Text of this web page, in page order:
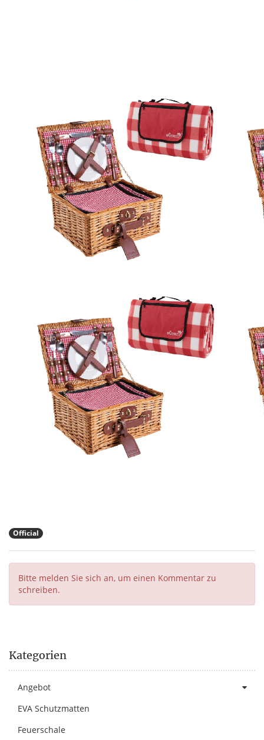
Official
Bitte melden Sie sich an, um einen Kommentar zu
schreiben.
Kategorien
Angebot
EVA Schutzmatten
Feuerschale